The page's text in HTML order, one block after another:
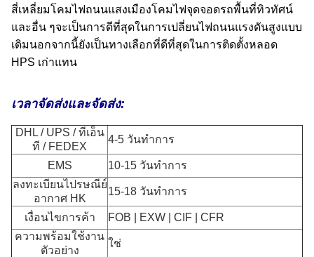
สี่เหลี่ยมโคมไฟถนนแสงเมืองโคมไฟจุดจอดรถพื้นที่ทิวทัศน์
และอื่น ๆจะเป็นการดีที่สุดในการเปลี่ยนไฟถนนแรงดันสูงแบบ
เดิมนอกจากนี้ยังเป็นทางเลือกที่ดีที่สุดในการติดตั้งหลอด
HPS เก่าแทน
เวลาจัดส่งและจัดส่ง:
DHL / UPS / ทีเอ็น
ที / FEDEX
4-5 วันทำการ
EMS
10-15 วันทำการ
ลงทะเบียนไปรษณีย์
อากาศ HK
15-18 วันทำการ
เงื่อนไขการค้า
FOB | EXW | CIF | CFR
ความพร้อมใช้งาน
ตัวอย่าง
ใช่